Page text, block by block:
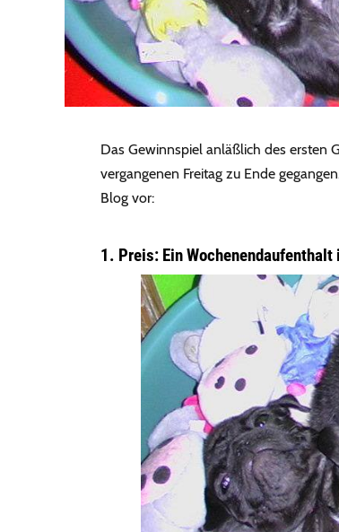
Das Gewinnspiel anläßlich des ersten
vergangenen Freitag zu Ende
Blog vor:
1. Preis: Ein